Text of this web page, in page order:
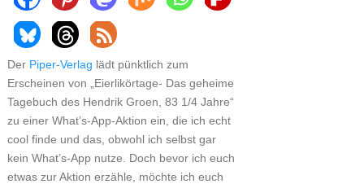
Der Piper-Verlag lädt pünktlich zum
Erscheinen von „Eierlikörtage- Das geheime
Tagebuch des Hendrik Groen, 83 1/4 Jahre“
zu einer What’s-App-Aktion ein, die ich echt
cool finde und das, obwohl ich selbst gar
kein What’s-App nutze. Doch bevor ich euch
etwas zur Aktion erzähle, möchte ich euch